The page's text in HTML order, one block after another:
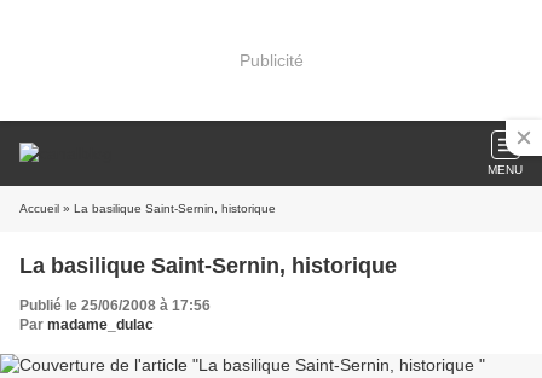
Publicité
MENU
Accueil » La basilique Saint-Sernin, historique
La basilique Saint-Sernin, historique
Publié le 25/06/2008 à 17:56
Par madame_dulac